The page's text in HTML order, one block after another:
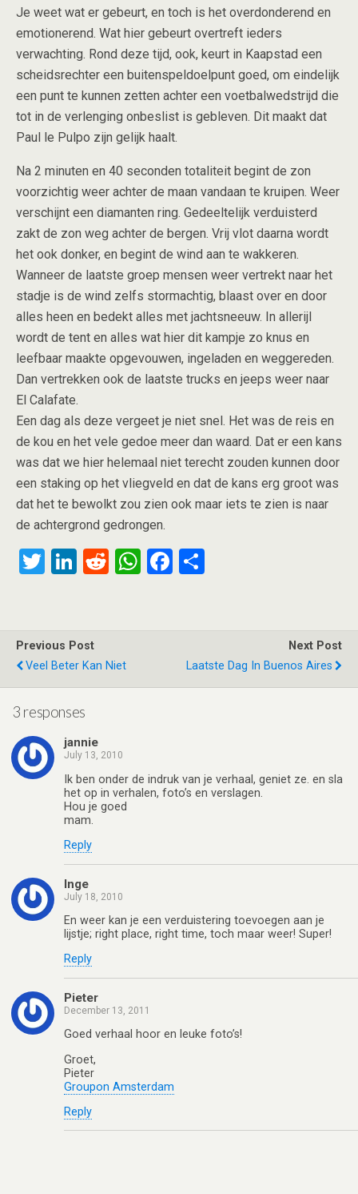
Je weet wat er gebeurt, en toch is het overdonderend en
emotionerend. Wat hier gebeurt overtreft ieders
verwachting. Rond deze tijd, ook, keurt in Kaapstad een
scheidsrechter een buitenspeldoelpunt goed, om eindelijk
een punt te kunnen zetten achter een voetbalwedstrijd die
tot in de verlenging onbeslist is gebleven. Dit maakt dat
Paul le Pulpo zijn gelijk haalt.
Na 2 minuten en 40 seconden totaliteit begint de zon
voorzichtig weer achter de maan vandaan te kruipen. Weer
verschijnt een diamanten ring. Gedeeltelijk verduisterd
zakt de zon weg achter de bergen. Vrij vlot daarna wordt
het ook donker, en begint de wind aan te wakkeren.
Wanneer de laatste groep mensen weer vertrekt naar het
stadje is de wind zelfs stormachtig, blaast over en door
alles heen en bedekt alles met jachtsneeuw. In allerijl
wordt de tent en alles wat hier dit kampje zo knus en
leefbaar maakte opgevouwen, ingeladen en weggereden.
Dan vertrekken ook de laatste trucks en jeeps weer naar
El Calafate.
Een dag als deze vergeet je niet snel. Het was de reis en
de kou en het vele gedoe meer dan waard. Dat er een kans
was dat we hier helemaal niet terecht zouden kunnen door
een staking op het vliegveld en dat de kans erg groot was
dat het te bewolkt zou zien ook maar iets te zien is naar
de achtergrond gedrongen.
T
er
Li
dI
n
R
t
W
p
F
o
Previous Post
Veel Beter Kan Niet
Next Post
Laatste Dag In Buenos Aires
3 responses
jannie
July 13, 2010
Ik ben onder de indruk van je verhaal, geniet ze. en sla
het op in verhalen, foto’s en verslagen.
Hou je goed
mam.
Reply
Inge
July 18, 2010
En weer kan je een verduistering toevoegen aan je
lijstje; right place, right time, toch maar weer! Super!
Reply
Pieter
December 13, 2011
Goed verhaal hoor en leuke foto’s!
Groet,
Pieter
Groupon Amsterdam
Reply